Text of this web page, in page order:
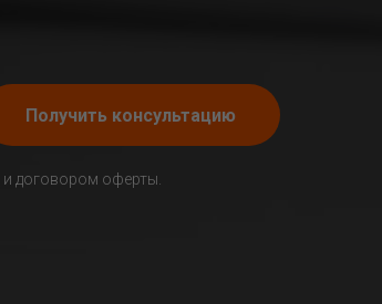
Получить консультацию
и договором оферты.